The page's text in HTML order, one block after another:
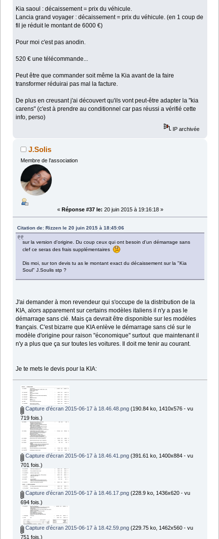
Kia saoul : décaissement = prix du véhicule.
Lancia grand voyager : décaissement = prix du véhicule. (en 1 coup de
fil je réduit le montant de 6000 €)
Pour moi c'est pas anodin.
520 € une télécommande...
Peut être que commander soit même la Kia avant de la faire
transformer réduirai pas mal la facture.
De plus en creusant j'ai découvert qu'ils vont peut-être adapter la "kia
carens" (c'est à prendre au conditionnel car pas réussi a vérifié cette
info, perso)
IP archivée
J.Solis
Membre de l'association
« Réponse #37 le: 20 juin 2015 à 19:16:18 »
Citation de: Rizzen le 20 juin 2015 à 18:45:06
sur la version d'origine. Du coup ceux qui ont besoin d'un démarrage sans
clef ce seras des frais supplémentaires
Dis moi, sur ton devis tu as le montant exact du décaissement sur la "Kia
Soul" J.Soulis stp ?
J'ai demander à mon revendeur qui s'occupe de la distribution de la
KIA, alors apparement sur certains modèles italiens il n'y a pas le
démarrage sans clé. Mais ça devrait être disponible sur les modèles
français. C'est bizarre que KIA enlève le démarrage sans clé sur le
modèle d'origine pour raison "économique" surtout que maintenant il
n'y a plus que ça sur toutes les voitures. Il doit me tenir au courant.
Je te mets le devis pour la KIA:
Capture d’écran 2015-06-17 à 18.46.48.png(190.84 ko, 1410x576 - vu
719 fois.)
Capture d’écran 2015-06-17 à 18.46.41.png(391.61 ko, 1400x884 - vu
701 fois.)
Capture d’écran 2015-06-17 à 18.46.17.png(228.9 ko, 1436x620 - vu
694 fois.)
Capture d’écran 2015-06-17 à 18.42.59.png(229.75 ko, 1462x560 - vu
751 fois.)